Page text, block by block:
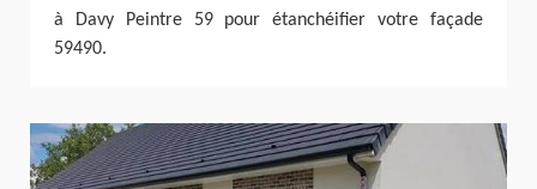
à Davy Peintre 59 pour étanchéifier votre façade
59490.